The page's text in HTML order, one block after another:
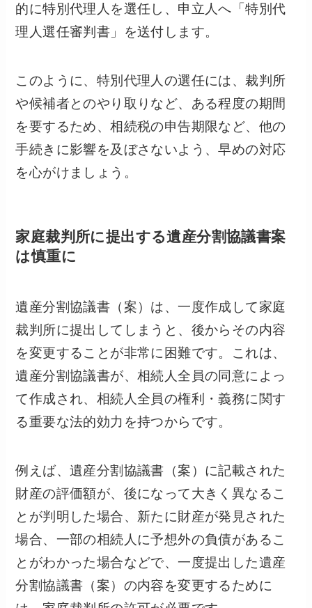
的に特別代理人を選任し、申立人へ「特別代
理人選任審判書」を送付します。
このように、特別代理人の選任には、裁判所
や候補者とのやり取りなど、ある程度の期間
を要するため、相続税の申告期限など、他の
手続きに影響を及ぼさないよう、早めの対応
を心がけましょう。
家庭裁判所に提出する遺産分割協議書案
は慎重に
遺産分割協議書（案）は、一度作成して家庭
裁判所に提出してしまうと、後からその内容
を変更することが非常に困難です。これは、
遺産分割協議書が、相続人全員の同意によっ
て作成され、相続人全員の権利・義務に関す
る重要な法的効力を持つからです。
例えば、遺産分割協議書（案）に記載された
財産の評価額が、後になって大きく異なるこ
とが判明した場合、新たに財産が発見された
場合、一部の相続人に予想外の負債があるこ
とがわかった場合などで、一度提出した遺産
分割協議書（案）の内容を変更するために